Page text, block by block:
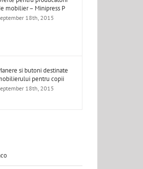
mobilier – Minipress P
18th, 2015
si butoni destinate
pentru copii
18th, 2015